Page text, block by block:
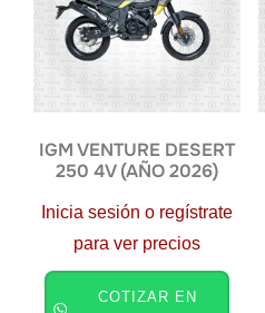
IGM VENTURE DESERT
250 4V (AÑO 2026)
Inicia sesión o regístrate
para ver precios
COTIZAR EN